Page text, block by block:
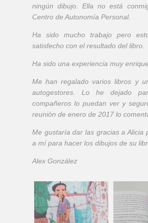
ningún dibujo. Ella no está
Centro de Autonomía Personal.
Ha sido mucho trabajo pero
satisfecho con el resultado del libro.
Ha sido una experiencia muy
Me han regalado varios libros y
autogestores. Lo he dejado
compañeros lo puedan ver y
reunión de enero de 2017 lo
Me gustaría dar las gracias a Alicia
a mí para hacer los dibujos de su
Alex González